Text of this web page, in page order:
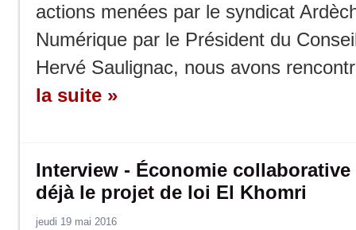
actions menées par le syndicat
Numérique par le Président du
Hervé Saulignac, nous avons
la suite »
Interview - Économie
déjà le projet de loi El Khomri
jeudi 19 mai 2016